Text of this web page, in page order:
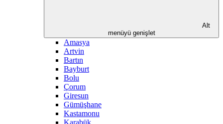
Alt
menüyü genişlet
Amasya
Artvin
Bartın
Bayburt
Bolu
Çorum
Giresun
Gümüşhane
Kastamonu
Karabük